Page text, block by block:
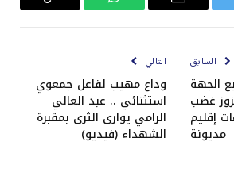
البريد
واتساب
Copy
السابق
الجهة
غضب
إقليم
مديونة
التالي
وداع مهيب لفاعل جمعوي
استثنائي .. عبد العالي
الرامي يوارى الثرى بمقبرة
الشهداء (فيديو)